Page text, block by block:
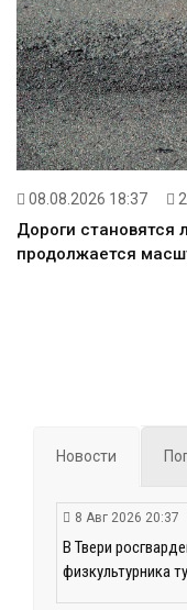
08.08.2026 18:37
Дороги становятся
продолжается
Новости
8 Авг 2026 20:37
В Твери
физкультурника